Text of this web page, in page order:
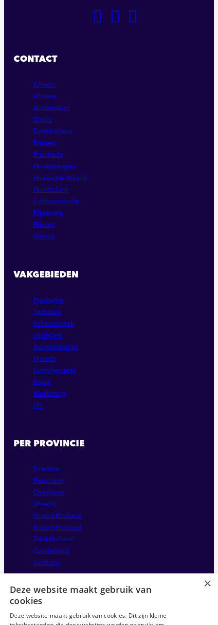
CONTACT
Almelo
Almere
Amsterdam
Breda
Doetinchem
Emmen
Enschede
Haaksbergen
Hoeksche Waard
Hoofddorp
Lichtenvoorde
Rijnsburg
Rijssen
Sittard
VAKGEBIEDEN
Productie
Techniek
Schoonmaak
Logistiek
Administratief
Horeca
Commercieel
Bouw
Marketing
HR
PER PROVINCIE
Drenthe
Flevoland
Overijssel
Utrecht
Noord-Brabant
Noord-Holland
Zuid-Holland
Gelderland
Limburg
×
Deze website maakt gebruik van
cookies
Deze website maakt gebruik van cookies. Dit zijn kleine